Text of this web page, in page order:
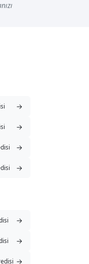
→
→
→
→
→
→
→